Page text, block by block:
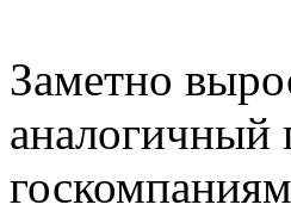
Заметно
аналогичный